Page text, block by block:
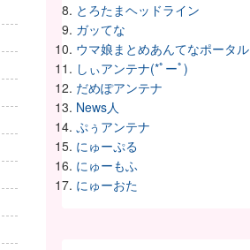
とろたまヘッドライン
ガッてな
ウマ娘まとめあんてなポータル
しぃアンテナ(*ﾟーﾟ)
だめぽアンテナ
News人
ぷぅアンテナ
にゅーぷる
にゅーもふ
にゅーおた